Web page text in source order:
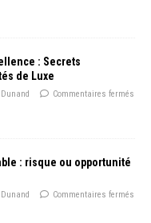
: Secrets
de Luxe
Commentaires fermés
: risque ou opportunité
Commentaires fermés